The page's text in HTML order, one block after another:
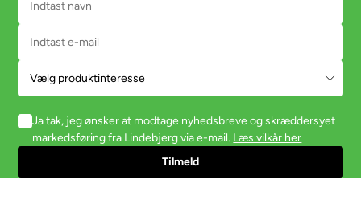
Ja tak, jeg ønsker at modtage nyhedsbreve og skræddersyet
markedsføring fra Lindebjerg via e-mail. Læs vilkår her